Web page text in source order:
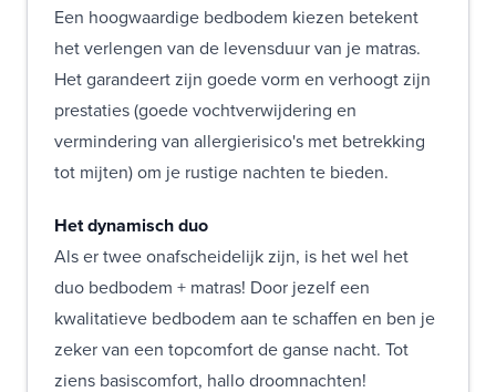
Een hoogwaardige bedbodem kiezen betekent
het verlengen van de levensduur van je matras.
Het garandeert zijn goede vorm en verhoogt zijn
prestaties (goede vochtverwijdering en
vermindering van allergierisico's met betrekking
tot mijten) om je rustige nachten te bieden.
Het dynamisch duo
Als er twee onafscheidelijk zijn, is het wel het
duo bedbodem + matras! Door jezelf een
kwalitatieve bedbodem aan te schaffen en ben je
zeker van een topcomfort de ganse nacht. Tot
ziens basiscomfort, hallo droomnachten!